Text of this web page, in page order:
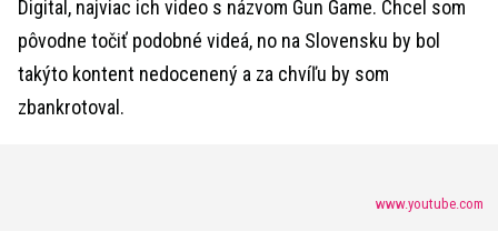
Digital, najviac ich video s názvom Gun Game. Chcel som
pôvodne točiť podobné videá, no na Slovensku by bol
takýto kontent nedocenený a za chvíľu by som
zbankrotoval.
www.youtube.com